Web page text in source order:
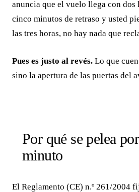
anuncia que el vuelo llega con dos
cinco minutos de retraso y usted
las tres horas, no hay nada que
Pues es justo al revés. Lo que
sino la apertura de las puertas del
Por qué se pelea
minuto
El Reglamento (CE) n.º 261/2004